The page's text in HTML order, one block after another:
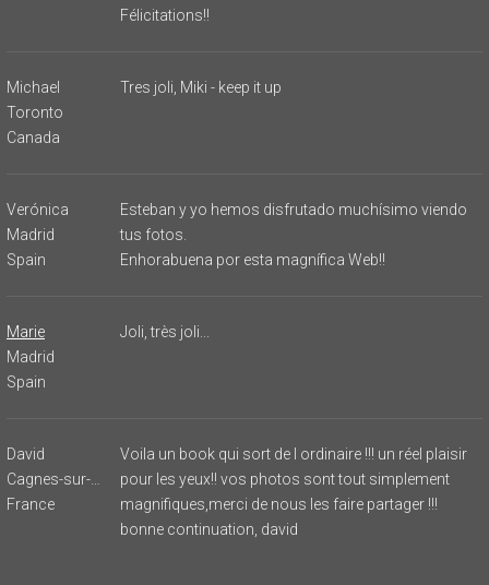
Félicitations!!
Michael
Toronto
Canada
Tres joli, Miki - keep it up
Verónica
Madrid
Spain
Esteban y yo hemos disfrutado muchísimo viendo
tus fotos.
Enhorabuena por esta magnífica Web!!
Marie
Madrid
Spain
Joli, très joli...
David
Cagnes-sur-Mer
France
Voila un book qui sort de l ordinaire !!! un réel plaisir
pour les yeux!! vos photos sont tout simplement
magnifiques,merci de nous les faire partager !!!
bonne continuation, david